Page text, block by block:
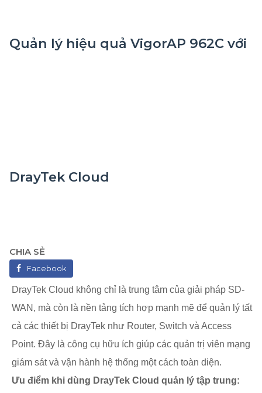
Quản lý hiệu quả VigorAP 962C với
DrayTek Cloud
CHIA SẺ
Facebook
DrayTek Cloud không chỉ là trung tâm của giải pháp SD-
WAN, mà còn là nền tảng tích hợp mạnh mẽ để quản lý tất
cả các thiết bị DrayTek như Router, Switch và Access
Point. Đây là công cụ hữu ích giúp các quản trị viên mạng
giám sát và vận hành hệ thống một cách toàn diện.
Ưu điểm khi dùng DrayTek Cloud quản lý tập trung: